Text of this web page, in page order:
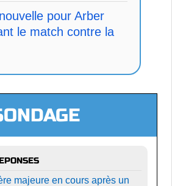
pour Arber
le match contre la
majeure en cours après un